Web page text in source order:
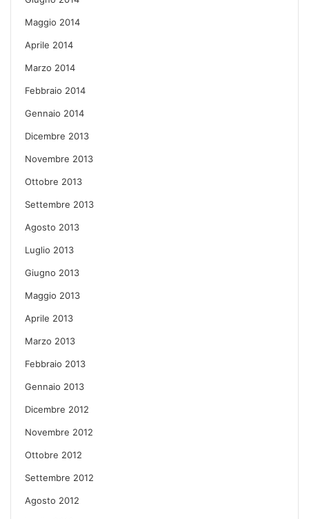
Maggio 2014
Aprile 2014
Marzo 2014
Febbraio 2014
Gennaio 2014
Dicembre 2013
Novembre 2013
Ottobre 2013
Settembre 2013
Agosto 2013
Luglio 2013
Giugno 2013
Maggio 2013
Aprile 2013
Marzo 2013
Febbraio 2013
Gennaio 2013
Dicembre 2012
Novembre 2012
Ottobre 2012
Settembre 2012
Agosto 2012